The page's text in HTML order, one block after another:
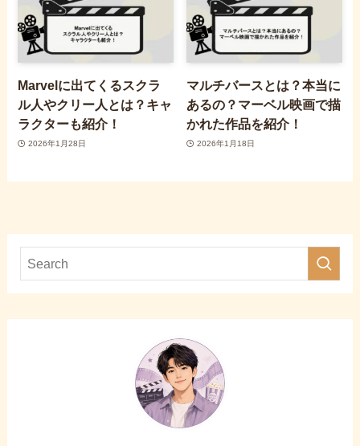
Marvelに出てくるスクラ
ル人やクリー人とは？キャ
ラクターも紹介！
2026年1月28日
マルチバースとは？本当に
あるの？マーベル映画で描
かれた作品を紹介！
2026年1月18日